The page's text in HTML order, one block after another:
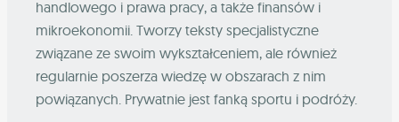
handlowego i prawa pracy, a także finansów i
mikroekonomii. Tworzy teksty specjalistyczne
związane ze swoim wykształceniem, ale również
regularnie poszerza wiedzę w obszarach z nim
powiązanych. Prywatnie jest fanką sportu i podróży.